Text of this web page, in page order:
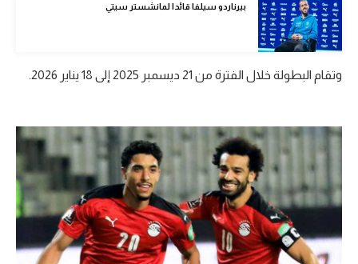
رياضة نسائية
آسيا
أمريكا
أقسام خاصة
Gamers
تحقيق في الجول
بيرناردو سيلفا قائدا لمانشستر سيتي
وتقام البطولة خلال الفترة من 21 ديسمبر 2025 إلى 18 يناير 2026.